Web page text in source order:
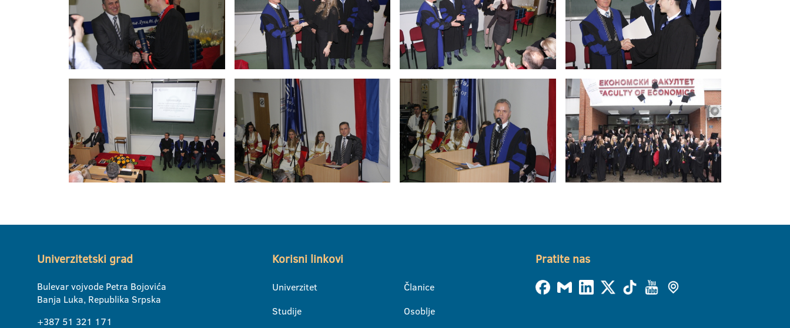
Univerzitetski grad
Bulevar vojvode Petra Bojovića
Banja Luka, Republika Srpska
+387 51 321 171
Korisni linkovi
Univerzitet
Studije
Članice
Osoblje
Pratite nas